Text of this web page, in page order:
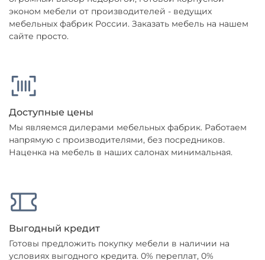
эконом мебели от производителей - ведущих
мебельных фабрик России. Заказать мебель на нашем
сайте просто.
Доступные цены
Мы являемся дилерами мебельных фабрик. Работаем
напрямую с производителями, без посредников.
Наценка на мебель в наших салонах минимальная.
Выгодный кредит
Готовы предложить покупку мебели в наличии на
условиях выгодного кредита. 0% переплат, 0%